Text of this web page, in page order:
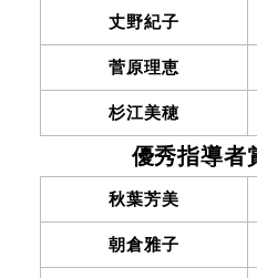
丈野紀子
菅原理恵
杉江美穂
優秀指導者
秋葉芳美
朝倉雅子